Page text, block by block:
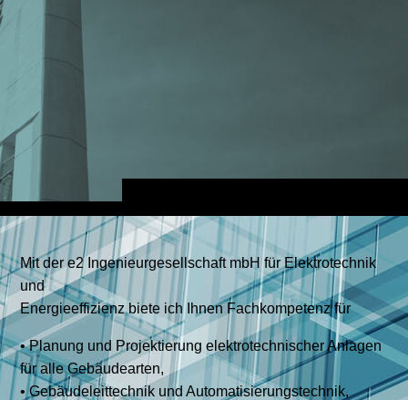
Mit der e2 Ingenieurgesellschaft mbH für Elektrotechnik
und
Energieeffizienz biete ich Ihnen Fachkompetenz für
• Planung und Projektierung elektrotechnischer Anlagen
für alle Gebäudearten,
• Gebäudeleittechnik und Automatisierungstechnik,